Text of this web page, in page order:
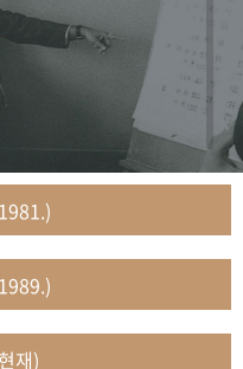
정박물 영상 기록물
팀
재)